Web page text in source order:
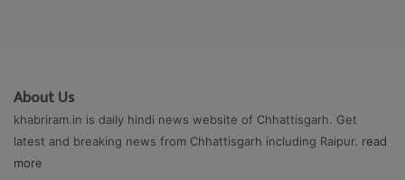
About Us
khabriram.in is daily hindi news website of Chhattisgarh. Get
latest and breaking news from Chhattisgarh including Raipur. read
more